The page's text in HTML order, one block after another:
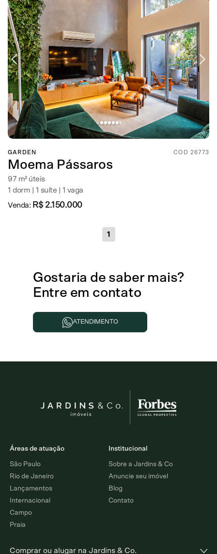
GARDEN COD 26773
Moema Pássaros
97 m² úteis
1 dorm | 1 suíte | 1 vaga
Venda: R$ 2.150.000
1
Gostaria de saber mais?
Entre em contato
ATENDIMENTO
Áreas de atuação
São Paulo
Rio de Janeiro
Lançamentos
Internacional
Campo
Praia
Institucional
Sobre a Jardins & Co
Anuncie seu imóvel
Blog
Contato
Comprar ou alugar na Jardins & Co.